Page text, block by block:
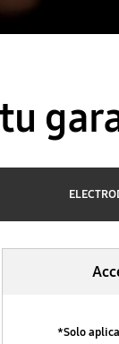
*Solo